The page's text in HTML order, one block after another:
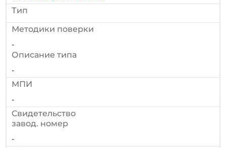
Тип
Методики поверки
-
Описание типа
-
МПИ
-
Cвидетельство
завод. номер
-